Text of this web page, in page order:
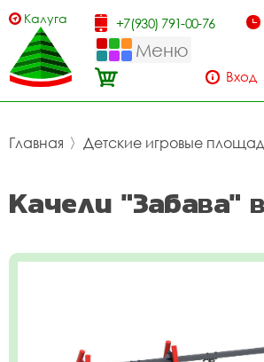
Калуга +7(930) 791-00-76
Меню
Вход
Главная 〉 Детские игровые
Качели "Забава"